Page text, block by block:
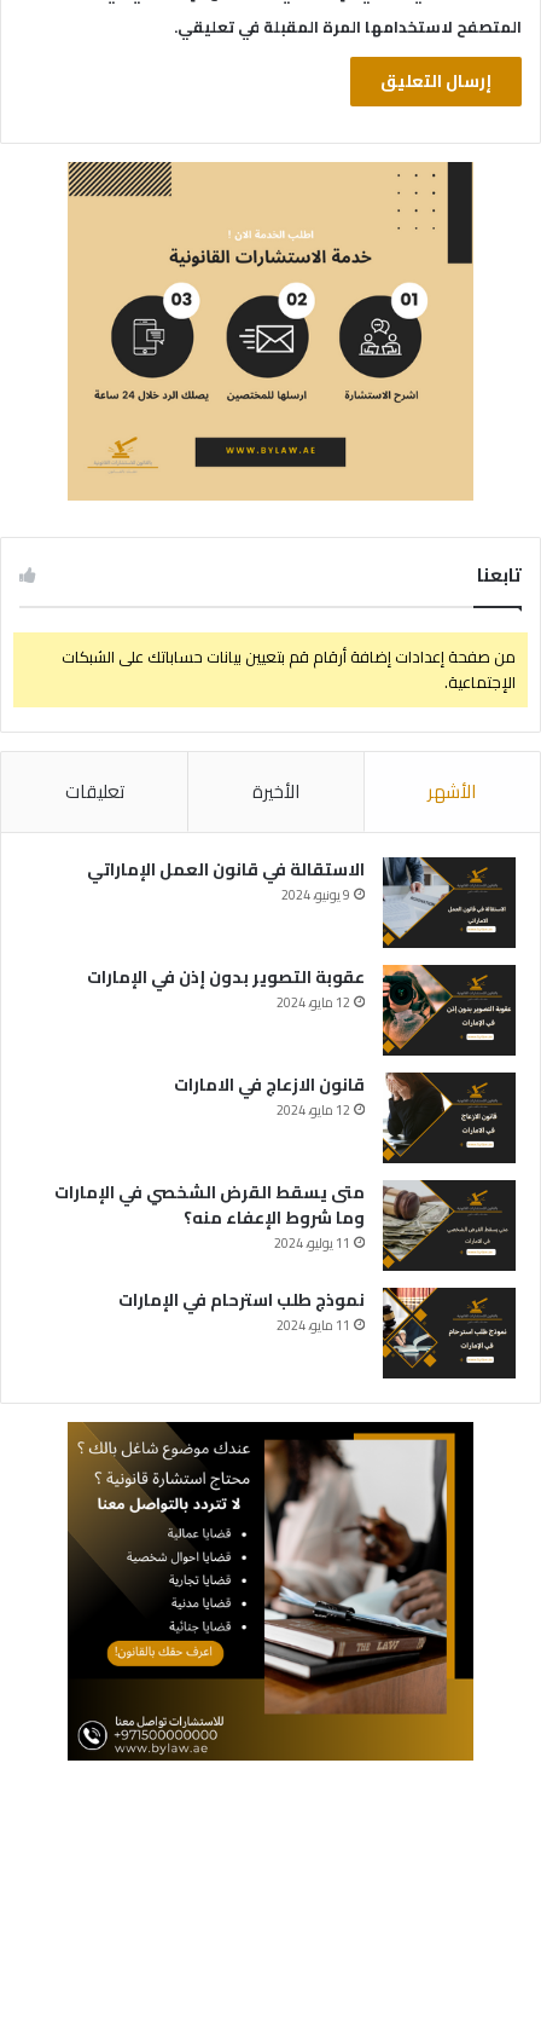
المتصفح لاستخدامها المرة المقبلة في تعليقي.
تابعنا
من صفحة إعدادات إضافة أرقام قم بتعيين بيانات حساباتك على الشبكات
الإجتماعية.
الأشهر الأخيرة تعليقات
الاستقالة في قانون العمل الإماراتي
9 يونيو، 2024
عقوبة التصوير بدون إذن في الإمارات
12 مايو، 2024
قانون الازعاج في الامارات
12 مايو، 2024
متى يسقط القرض الشخصي في الإمارات
وما شروط الإعفاء منه؟
11 يوليو، 2024
نموذج طلب استرحام في الإمارات
11 مايو، 2024